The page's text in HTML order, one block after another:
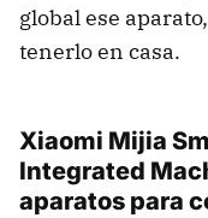
global ese
tenerlo en casa.
Xiaomi Mijia
Integrated
aparatos para